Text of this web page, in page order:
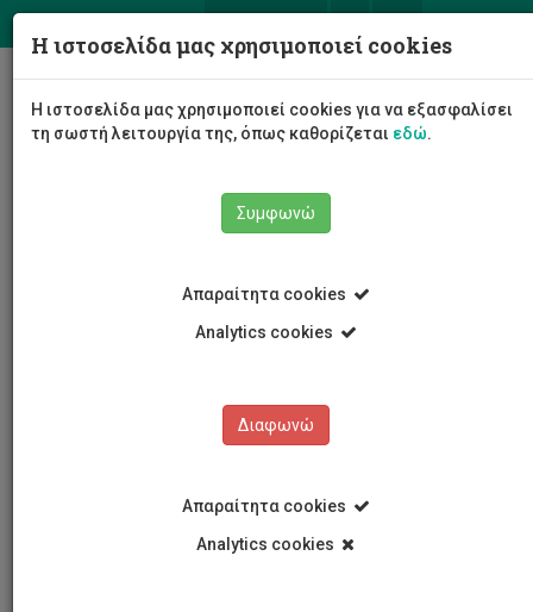
Η ιστοσελίδα μας χρησιμοποιεί cookies
Η ιστοσελίδα μας χρησιμοποιεί cookies για να εξασφαλίσει
τη σωστή λειτουργία της, όπως καθορίζεται εδώ.
Συμφωνώ
Απαραίτητα cookies
Analytics cookies
Διαφωνώ
Απαραίτητα cookies
Analytics cookies